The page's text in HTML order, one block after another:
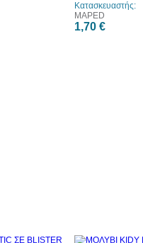
Κατασκευαστής:
MAPED
1,70 €